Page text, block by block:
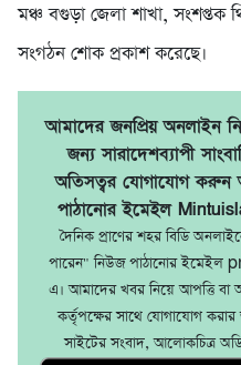
মঞ্চ বগুড়া জেলা শাখা, সংশপ্তক
সংগঠন শোক প্রকাশ করেছে।
আমাদের জনপ্রিয় অনলাইন
জন্য সারাদেশব্যাপী
অতিসত্বর যোগাযোগ করুন
পাঠানোর ইমেইল
দৈনিক প্রাণের শহর বিডি
পারেন" নিউজ পাঠানোর
এ। আমাদের খবর নিয়ে আপত্তি বা
কর্তৃপক্ষের সাথে যোগাযোগ
সাইটের সংবাদ, আলোকচিত্র